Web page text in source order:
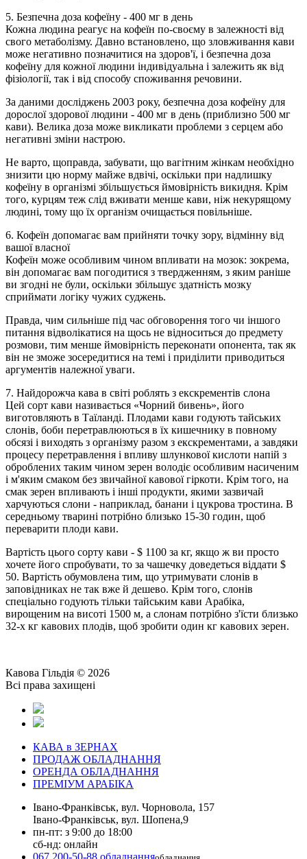
5. Безпечна доза кофеїну - 400 мг в день
Кожна людина реагує на кофеїн по-своєму в залежності від
свого метаболізму. Давно встановлено, що зловживання кави
може негативно позначитися на здоров'ї, і безпечна доза
кофеїну для кожної людини індивідуальна і залежить як від
фізіології, так і від способу споживання речовини.
За даними досліджень 2003 року, безпечна доза кофеїну для
дорослої здорової людини - 400 мг в день (приблизно 500 мг
кави). Велика доза може викликати проблеми з серцем або
негативні зміни настрою.
Не варто, щоправда, забувати, що вагітним жінкам необхідно
знизити цю норму майже вдвічі, оскільки при надлишку
кофеїну в організмі збільшується ймовірність викидня. Крім
того, курцям теж слід вживати менше кави, ніж некурящому
людині, тому що їх організм очищається повільніше.
6. Кофеїн допомагає вам прийняти точку зору, відмінну від
вашої власної
Кофеїн може особливим чином впливати на мозок: зокрема,
він допомагає вам погодитися з твердженням, з яким раніше
ви згодні не були, оскільки збільшує здатність мозку
сприймати логіку чужих суджень.
Правда, чим сильніше під час обговорення того чи іншого
питання відволікатися на щось не відноситься до предмету
розмови, тим менше ймовірність переконати опонента, так як
він не зможе зосередитися на темі і приділити приводиться
аргументів належної уваги.
7. Найдорожча кава в світі роблять з екскрементів слона
Цей сорт кави називається «Чорний бивень», його
виготовляють в Таїланді. Плодами кави годують тайських
слонів, боби перетравлюються в їх кишечнику в повному
обсязі і виходять з організму разом з екскрементами, а завдяки
процесу перетравлення і впливу шлункової кислоти напій з
оброблених таким чином зерен володіє особливим насиченим
і м'яким смаком без звичайної кавової гіркоти. Крім того, на
смак зерен впливають і інші продукти, якими зазвичай
харчуються слони - наприклад, банани і цукрова тростина. В
середньому тварині потрібно близько 15-30 годин, щоб
переварити плоди кави.
Вартість цього сорту кави - $ 1100 за кг, якщо ж ви просто
хочете його спробувати, то за чашечку доведеться віддати $
50. Вартість обумовлена ​​тим, що утримувати слонів в
заповідниках не так вже й дешево. Крім того, слонів
спеціально годують тільки тайським кави Арабіка,
вирощеним на висоті 1500 м, а слонам потрібно з'їсти близько
32-х кг кавових плодів, щоб зробити один кг кавових зерен.
Кавова Гільдія © 2026
Всі права захищені
КАВА в ЗЕРНАХ
ПРОДАЖ ОБЛАДНАННЯ
ОРЕНДА ОБЛАДНАННЯ
ПРЕМІУМ АРАБІКА
Івано-Франківськ, вул. Чорновола, 157
Івано-Франківськ, вул. Шопена,9
пн-пт: з 9:00 до 18:00
сб-нд: онлайн
067 200-50-88 обладнанняобладнання